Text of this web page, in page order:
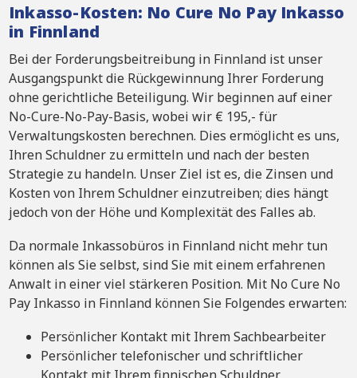
Inkasso-Kosten: No Cure No Pay Inkasso
in Finnland
Bei der Forderungsbeitreibung in Finnland ist unser
Ausgangspunkt die Rückgewinnung Ihrer Forderung
ohne gerichtliche Beteiligung. Wir beginnen auf einer
No-Cure-No-Pay-Basis, wobei wir € 195,- für
Verwaltungskosten berechnen. Dies ermöglicht es uns,
Ihren Schuldner zu ermitteln und nach der besten
Strategie zu handeln. Unser Ziel ist es, die Zinsen und
Kosten von Ihrem Schuldner einzutreiben; dies hängt
jedoch von der Höhe und Komplexität des Falles ab.
Da normale Inkassobüros in Finnland nicht mehr tun
können als Sie selbst, sind Sie mit einem erfahrenen
Anwalt in einer viel stärkeren Position. Mit No Cure No
Pay Inkasso in Finnland können Sie Folgendes erwarten:
Persönlicher Kontakt mit Ihrem Sachbearbeiter
Persönlicher telefonischer und schriftlicher